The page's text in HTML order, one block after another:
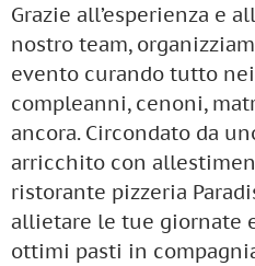
Grazie all’esperienza e
nostro team,
evento curando tutto
compleanni, cenoni,
ancora. Circondato da
arricchito con
ristorante pizzeria
allietare le tue giornate
ottimi pasti in